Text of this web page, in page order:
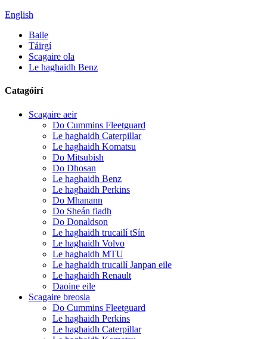
English
Baile
Táirgí
Scagaire ola
Le haghaidh Benz
Catagóirí
Scagaire aeir
Do Cummins Fleetguard
Le haghaidh Caterpillar
Le haghaidh Komatsu
Do Mitsubish
Do Dhosan
Le haghaidh Benz
Le haghaidh Perkins
Do Mhanann
Do Sheán fiadh
Do Donaldson
Le haghaidh trucailí tSín
Le haghaidh Volvo
Le haghaidh MTU
Le haghaidh trucailí Janpan eile
Le haghaidh Renault
Daoine eile
Scagaire breosla
Do Cummins Fleetguard
Le haghaidh Perkins
Le haghaidh Caterpillar